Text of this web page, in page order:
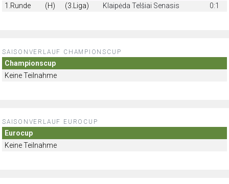
1.Runde
(H) (3.Liga) Klaipėda Telšiai Senasis 0:1
SAISONVERLAUF CHAMPIONSCUP
Championscup
Keine Teilnahme
SAISONVERLAUF EUROCUP
Eurocup
Keine Teilnahme